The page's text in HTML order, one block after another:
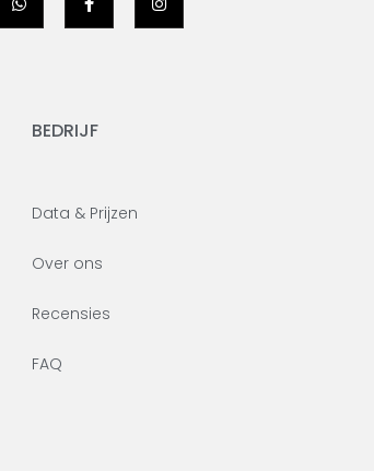
BEDRIJF
Data & Prijzen
Over ons
Recensies
FAQ